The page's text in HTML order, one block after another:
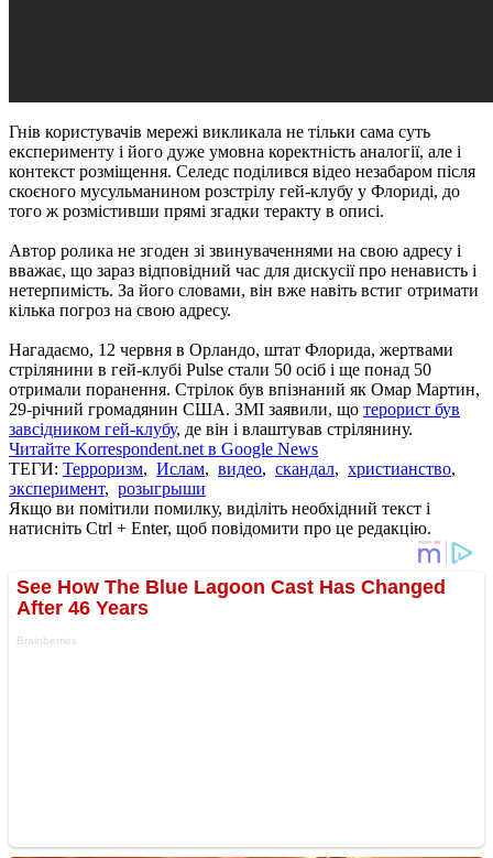
Гнів користувачів мережі викликала не тільки сама суть
експерименту і його дуже умовна коректність аналогії, але і
контекст розміщення. Селедс поділився відео незабаром після
скоєного мусульманином розстрілу гей-клубу у Флориді, до
того ж розмістивши прямі згадки теракту в описі.
Автор ролика не згоден зі звинуваченнями на свою адресу і
вважає, що зараз відповідний час для дискусії про ненависть і
нетерпимість. За його словами, він вже навіть встиг отримати
кілька погроз на свою адресу.
Нагадаємо, 12 червня в Орландо, штат Флорида, жертвами
стрілянини в гей-клубі Pulse стали 50 осіб і ще понад 50
отримали поранення. Стрілок був впізнаний як Омар Мартин,
29-річний громадянин США. ЗМІ заявили, що терорист був
завсідником гей-клубу, де він і влаштував стрілянину.
Читайте Korrespondent.net в Google News
ТЕГИ: Терроризм, Ислам, видео, скандал, христианство,
эксперимент, розыгрыши
Якщо ви помітили помилку, виділіть необхідний текст і
натисніть Ctrl + Enter, щоб повідомити про це редакцію.